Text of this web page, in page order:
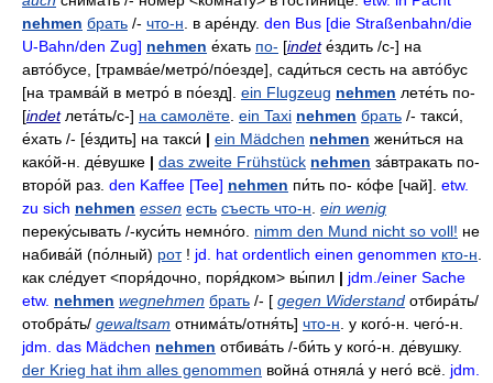
nehmen брать /- что-н в аре́нду. den Bus [die Straßenbahn/die
U-Bahn/den Zug] nehmen е́хать по- [indet е́здить /с-] на
авто́бусе , [трамва́е/метро́/по́езде], сади́ться сесть на авто́бус
[на трамва́й в метро́ в по́езд]. ein Flugzeug nehmen лете́ть по-
[indet лета́ть/с-] на самолёте ein Taxi nehmen брать /- такси́
е́хать /- [е́здить] на такси́ | ein Mädchen nehmen жени́ться на
како́й-н
де́вушке | das zweite Frühstück nehmen за́втракать по-
второ́й раз den Kaffee [Tee] nehmen пи́ть по- ко́фе [чай]. etw.
zu sich nehmen essen есть съесть что-н ein wenig
переку́сывать /-куси́ть немно́го nimm den Mund nicht so voll! не
набива́й (по́лный) рот! jd. hat ordentlich einen genommen кто-н
как сле́дует<поря́дочно, поря́дком> вы́пил | jdm./einer Sache
etw. nehmen wegnehmen брать /- [ gegen Widerstand отбира́ть/
отобра́ть/ gewaltsam отнима́ть/отня́ть] что-н у кого́-н . чего́-н.
jdm. das Mädchen nehmen отбива́ть /-би́ть у кого́-н де́вушку.
der Krieg hat ihm alles genommen война́ отняла́ у него́ всё jdm.